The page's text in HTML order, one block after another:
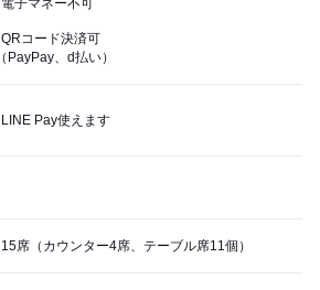
電子マネー不可
QRコード決済可
（PayPay、d払い）
LINE Pay使えます
15席（カウンター4席、テーブル席11個）